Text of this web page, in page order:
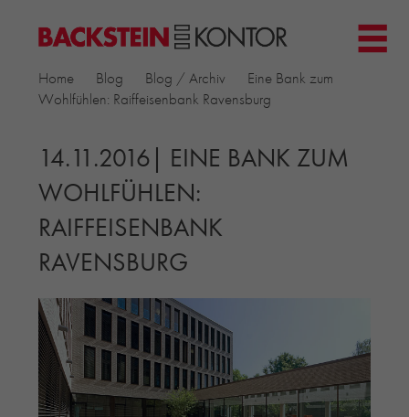
PROJEKTE
▼
KIRCHEN
MEHRFAMILIENHÄUSER
MUSEEN
EINFAMILIENHÄUSER
ÖFFENTLICHE BAUTEN
PRODUKTE
▼
RIEMCHENKOLLEKTIONEN TONWERK
ALLGEMEINE RIEMCHENKOLLEKTIONEN
PETERSEN TEGL
RECYCLING-ZIEGEL
Home Blog Blog / Archiv
Eine Bank zum
Wohlfühlen: Raiffeisenbank Ravensburg
14.11.2016| EINE BANK ZUM
WOHLFÜHLEN:
RAIFFEISENBANK
RAVENSBURG